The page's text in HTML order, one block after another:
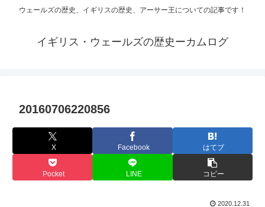
ウェールズの歴史、イギリスの歴史、アーサー王についての記事です！
イギリス・ウェールズの歴史ーカムログ
20160706220856
X Facebook はてブ
Pocket LINE コピー
2020.12.31